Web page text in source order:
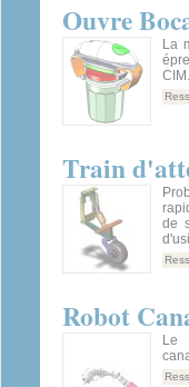
Ouvre
La
CIM.
Train
de
Robot
Le